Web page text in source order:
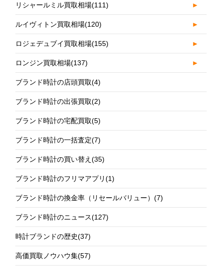
リシャールミル買取相場(111) ►
ルイヴィトン買取相場(120) ►
ロジェデュブイ買取相場(155) ►
ロンジン買取相場(137) ►
ブランド時計の店頭買取(4)
ブランド時計の出張買取(2)
ブランド時計の宅配買取(5)
ブランド時計の一括査定(7)
ブランド時計の買い替え(35)
ブランド時計のフリマアプリ(1)
ブランド時計の換金率（リセールバリュー）(7)
ブランド時計のニュース(127)
時計ブランドの歴史(37)
高価買取ノウハウ集(57)